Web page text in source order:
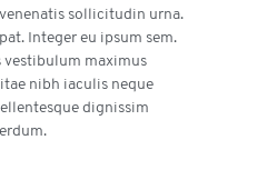
sollicitudin urna.
Integer eu ipsum sem.
maximus
nibh iaculis neque
dignissim